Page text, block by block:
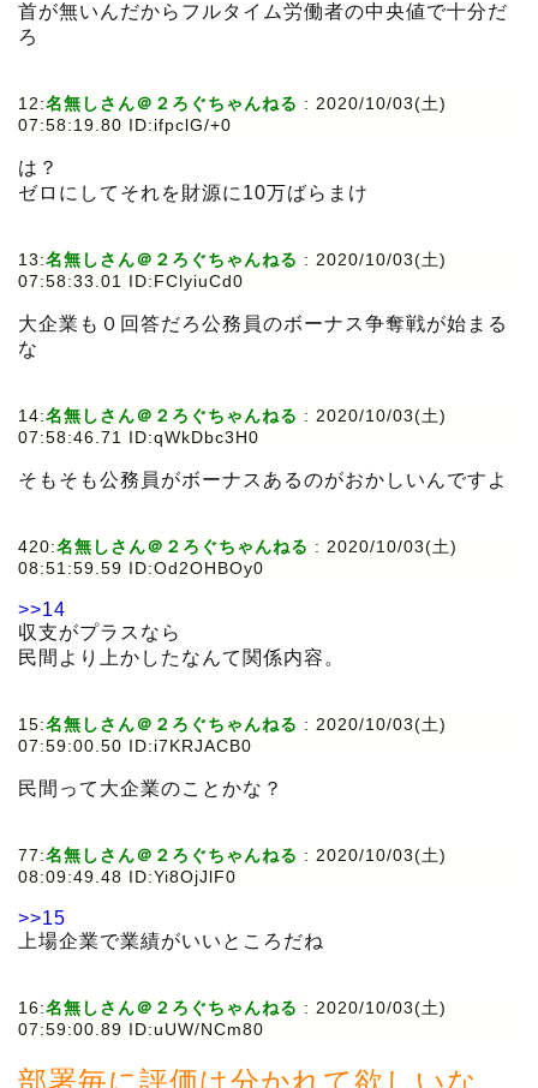
首が無いんだからフルタイム労働者の中央値で十分だ
ろ
12:名無しさん＠２ろぐちゃんねる : 2020/10/03(土)
07:58:19.80 ID:ifpclG/+0
は？
ゼロにしてそれを財源に10万ばらまけ
13:名無しさん＠２ろぐちゃんねる : 2020/10/03(土)
07:58:33.01 ID:FClyiuCd0
大企業も０回答だろ公務員のボーナス争奪戦が始まる
な
14:名無しさん＠２ろぐちゃんねる : 2020/10/03(土)
07:58:46.71 ID:qWkDbc3H0
そもそも公務員がボーナスあるのがおかしいんですよ
420:名無しさん＠２ろぐちゃんねる : 2020/10/03(土)
08:51:59.59 ID:Od2OHBOy0
>>14
収支がプラスなら
民間より上かしたなんて関係内容。
15:名無しさん＠２ろぐちゃんねる : 2020/10/03(土)
07:59:00.50 ID:i7KRJACB0
民間って大企業のことかな？
77:名無しさん＠２ろぐちゃんねる : 2020/10/03(土)
08:09:49.48 ID:Yi8OjJlF0
>>15
上場企業で業績がいいところだね
16:名無しさん＠２ろぐちゃんねる : 2020/10/03(土)
07:59:00.89 ID:uUW/NCm80